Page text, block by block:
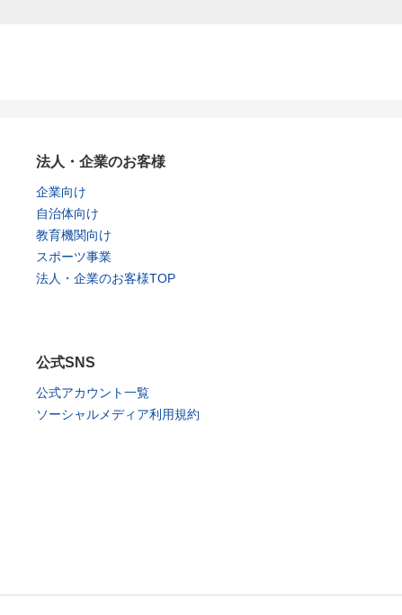
法人・企業のお客様
企業向け
自治体向け
教育機関向け
スポーツ事業
法人・企業のお客様TOP
公式SNS
公式アカウント一覧
ソーシャルメディア利用規約